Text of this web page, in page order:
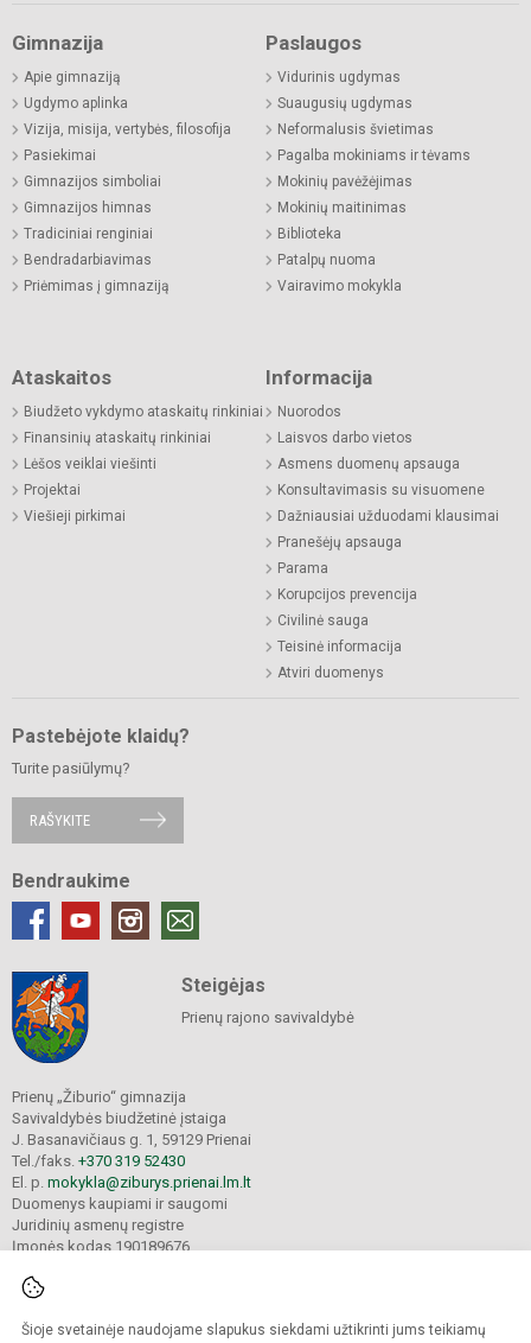
Šioje svetainėje naudojame slapukus siekdami užtikrinti jums teikiamų
Gimnazija
Apie gimnaziją
Ugdymo aplinka
Vizija, misija, vertybės, filosofija
Pasiekimai
Gimnazijos simboliai
Gimnazijos himnas
Tradiciniai renginiai
Bendradarbiavimas
Priėmimas į gimnaziją
Paslaugos
Vidurinis ugdymas
Suaugusių ugdymas
Neformalusis švietimas
Pagalba mokiniams ir tėvams
Mokinių pavėžėjimas
Mokinių maitinimas
Biblioteka
Patalpų nuoma
Vairavimo mokykla
Ataskaitos
Biudžeto vykdymo ataskaitų rinkiniai
Finansinių ataskaitų rinkiniai
Lėšos veiklai viešinti
Projektai
Viešieji pirkimai
Informacija
Nuorodos
Laisvos darbo vietos
Asmens duomenų apsauga
Konsultavimasis su visuomene
Dažniausiai užduodami klausimai
Pranešėjų apsauga
Parama
Korupcijos prevencija
Civilinė sauga
Teisinė informacija
Atviri duomenys
Pastebėjote klaidų?
Turite pasiūlymų?
RAŠYKITE
Bendraukime
Steigėjas
Prienų rajono savivaldybė
Prienų „Žiburio“ gimnazija
Savivaldybės biudžetinė įstaiga
J. Basanavičiaus g. 1, 59129 Prienai
Tel./faks. +370 319 52430
El. p. mokykla@ziburys.prienai.lm.lt
Duomenys kaupiami ir saugomi
Juridinių asmenų registre
Įmonės kodas 190189676
© 2023 Prienų "Žiburio" gimnazija. Visos teisės saugomos.